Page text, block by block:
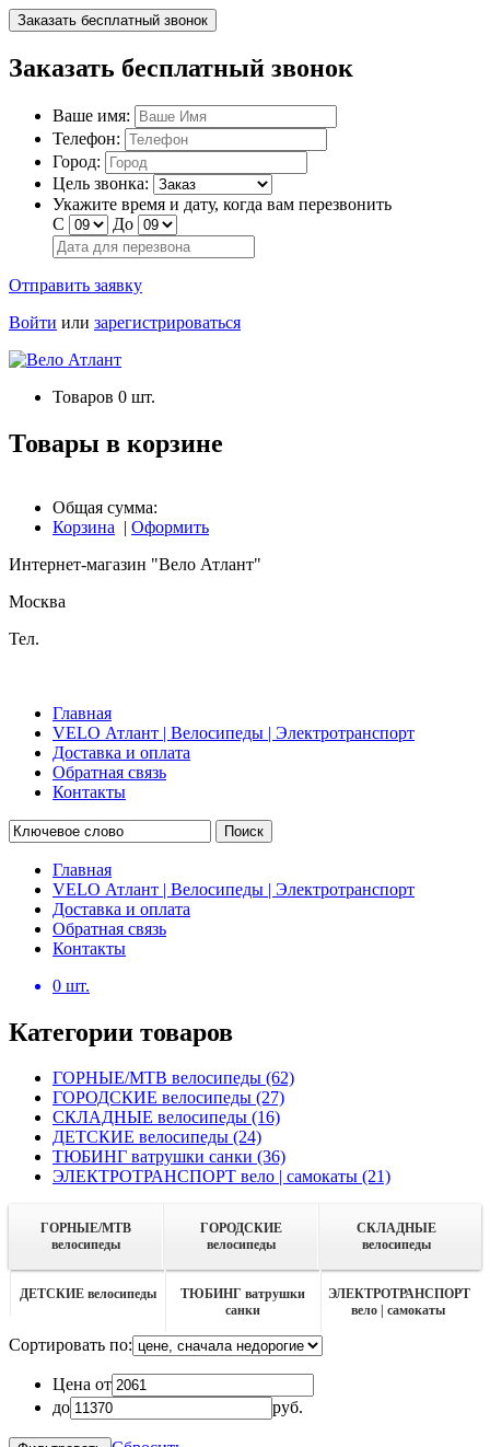
Заказать бесплатный звонок
Заказать бесплатный звонок
Ваше имя:
Телефон:
Город:
Цель звонка:
Укажите время и дату, когда вам перезвонить
С
До
Отправить заявку
Войти или зарегистрироваться
Товаров 0 шт.
Товары в корзине
Общая сумма:
Корзина | Оформить
Интернет-магазин "Вело Атлант"
Москва
Тел.
Главная
VELO Атлант | Велосипеды | Электротранспорт
Доставка и оплата
Обратная связь
Контакты
Поиск
Главная
VELO Атлант | Велосипеды | Электротранспорт
Доставка и оплата
Обратная связь
Контакты
0 шт.
Категории товаров
ГОРНЫЕ/MTB велосипеды (62)
ГОРОДСКИЕ велосипеды (27)
СКЛАДНЫЕ велосипеды (16)
ДЕТСКИЕ велосипеды (24)
ТЮБИНГ ватрушки санки (36)
ЭЛЕКТРОТРАНСПОРТ вело | самокаты (21)
ГОРНЫЕ/MTB
велосипеды
ГОРОДСКИЕ
велосипеды
СКЛАДНЫЕ
велосипеды
ДЕТСКИЕ велосипеды
ТЮБИНГ ватрушки
санки
ЭЛЕКТРОТРАНСПОРТ
вело | самокаты
Сортировать по:
Цена от
до
руб.